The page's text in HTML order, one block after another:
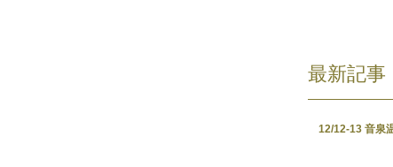
最新記事
12/12-13 音泉